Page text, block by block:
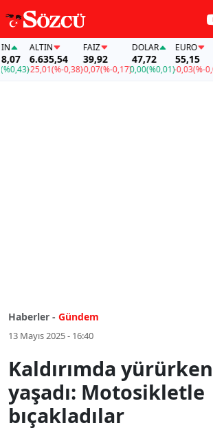
ALTIN
6.635,54
-25,01(%-0,38)
FAİZ
39,92
-0,07(%-0,17)
DOLAR
47,72
0,00(%0,01)
EURO
55,15
-0,03(%-
Haberler - Gündem
13 Mayıs 2025 - 16:40
Kaldırımda
yaşadı: Motosikletle
bıçakladılar